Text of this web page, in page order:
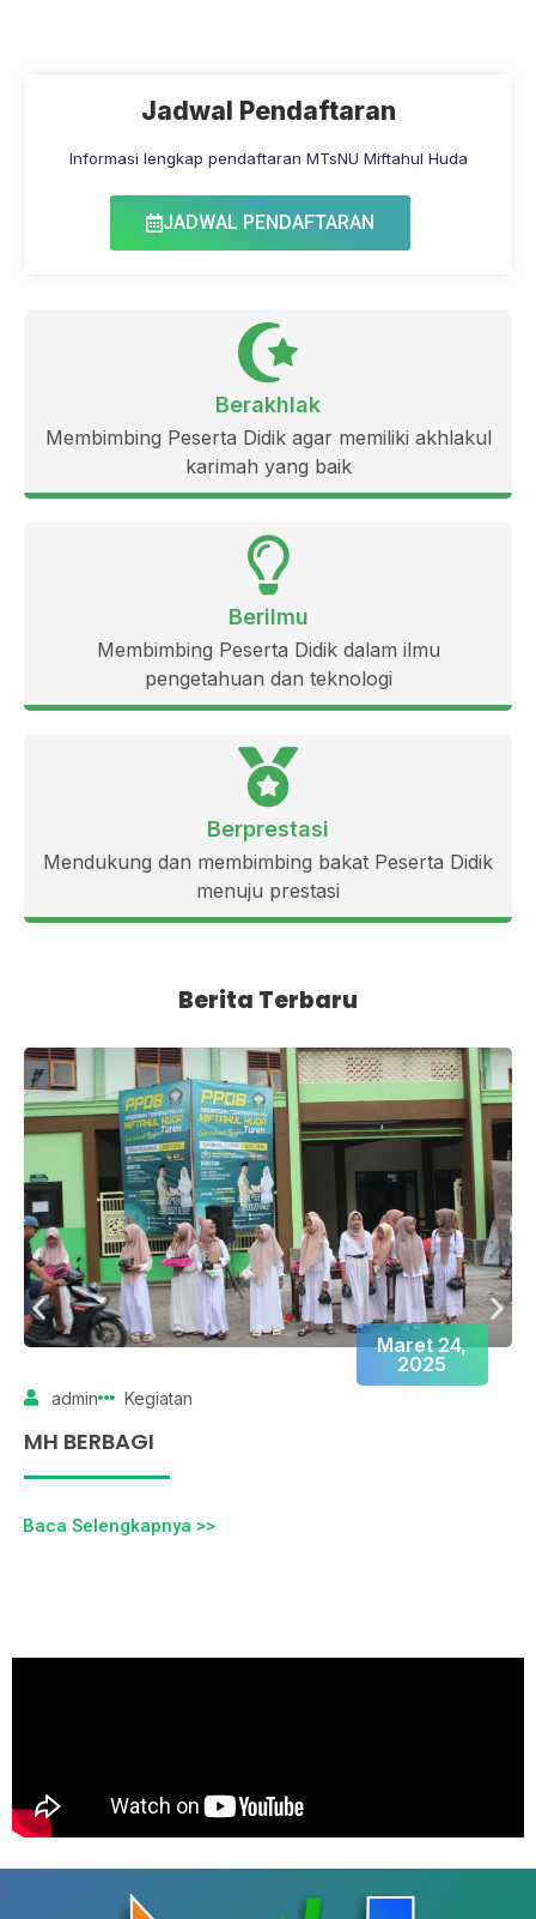
Jadwal Pendaftaran
Informasi lengkap pendaftaran MTsNU Miftahul Huda
JADWAL PENDAFTARAN
Berakhlak
Membimbing Peserta Didik agar memiliki akhlakul
karimah yang baik
Berilmu
Membimbing Peserta Didik dalam ilmu
pengetahuan dan teknologi
Berprestasi
Mendukung dan membimbing bakat Peserta Didik
menuju prestasi
Berita Terbaru
Maret 24,
2025
admin Kegiatan
MH BERBAGI
Baca Selengkapnya >>